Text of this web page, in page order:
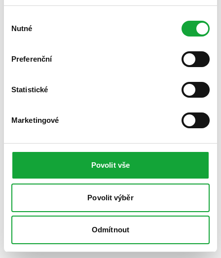
souhlasu
Nutné
Preferenční
Statistické
Marketingové
Povolit vše
Povolit výběr
Odmítnout